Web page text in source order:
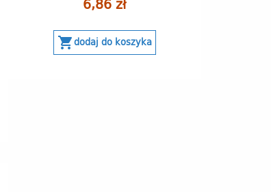
shopping_cartdodaj do koszyka